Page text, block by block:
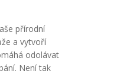
přírodní
a vytvoří
odolávat
Není tak